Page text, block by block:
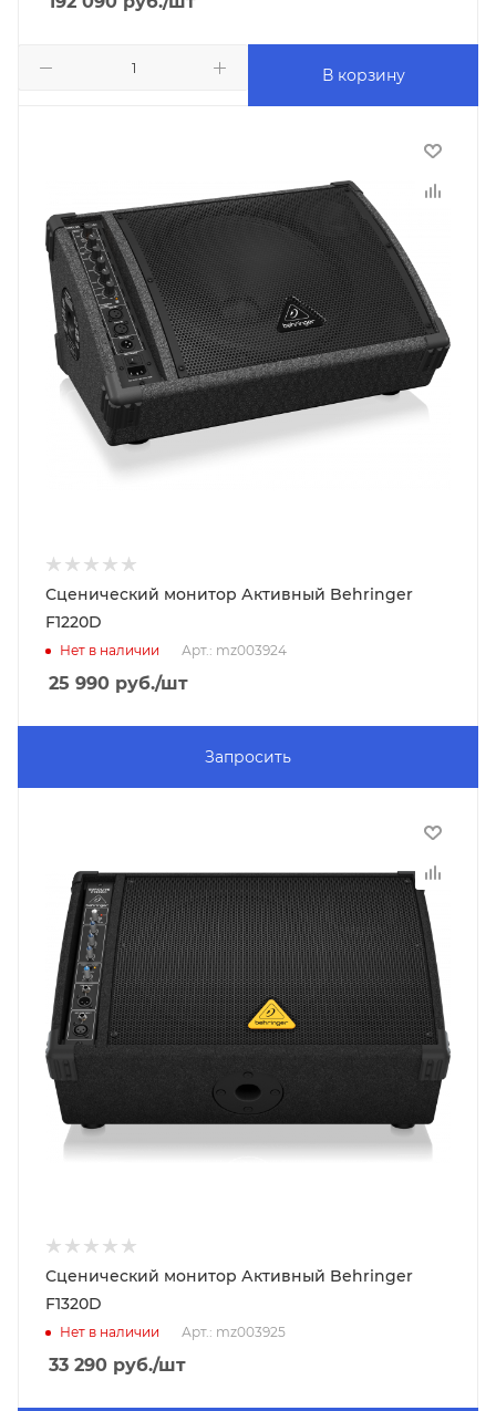
В корзину
Сценический монитор Активный Behringer
F1220D
Нет в наличии Арт.: mz003924
25 990 руб./шт
Запросить
Сценический монитор Активный Behringer
F1320D
Нет в наличии Арт.: mz003925
33 290 руб./шт